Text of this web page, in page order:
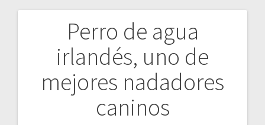
Perro de agua
irlandés, uno de
mejores nadadores
caninos
Navegación
entradas